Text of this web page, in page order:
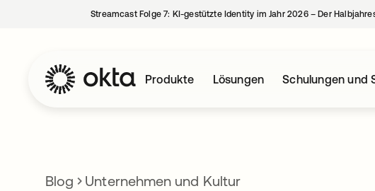
Streamcast Folge 7: KI-gestützte Identity im Jahr 2026 – Der
Produkte Lösungen Schulungen und
Blog Unternehmen und Kultur